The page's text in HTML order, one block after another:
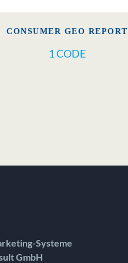
CONSUMER GEO REPORT
1 CODE
Systeme
GmbH